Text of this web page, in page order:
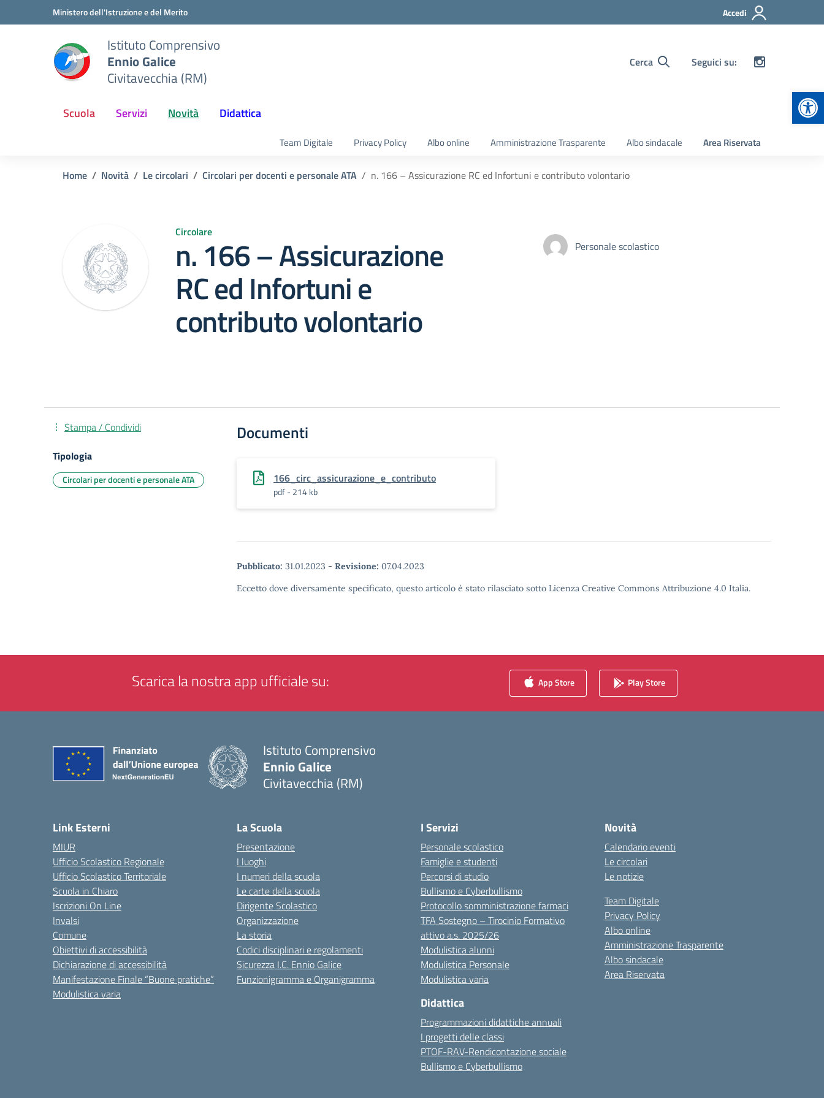
Vai ai contenuti
Vai al menu di navigazioneMinistero dell'Istruzione e del Merito Accedi
Istituto Comprensivo
Ennio Galice
Civitavecchia (RM)
Cerca Seguici su:
Scuola Servizi Novità Didattica
Team Digitale Privacy Policy Albo online Amministrazione Trasparente Albo sindacale Area Riservata
Home Novità Le circolari Circolari per docenti e personale ATA n. 166 – Assicurazione RC ed Infortuni e contributo volontario
Circolare
n. 166 – Assicurazione
RC ed Infortuni e
contributo volontario
Personale scolastico
Documenti
166_circ_assicurazione_e_contributo
pdf - 214 kb
Pubblicato: 31.01.2023 - Revisione: 07.04.2023
Eccetto dove diversamente specificato, questo articolo è stato rilasciato sotto Licenza Creative Commons Attribuzione 4.0 Italia.
Stampa / Condividi
Tipologia
Circolari per docenti e personale ATA
Scarica la nostra app ufficiale su: App Store Play Store
Istituto Comprensivo
Ennio Galice
Civitavecchia (RM)
Link Esterni
MIUR
Ufficio Scolastico Regionale
Ufficio Scolastico Territoriale
Scuola in Chiaro
Iscrizioni On Line
Invalsi
Comune
Obiettivi di accessibilità
Dichiarazione di accessibilità
Manifestazione Finale “Buone pratiche”
Modulistica varia
La Scuola
Presentazione
I luoghi
I numeri della scuola
Le carte della scuola
Dirigente Scolastico
Organizzazione
La storia
Codici disciplinari e regolamenti
Sicurezza I.C. Ennio Galice
Funzionigramma e Organigramma
I Servizi
Personale scolastico
Famiglie e studenti
Percorsi di studio
Bullismo e Cyberbullismo
Protocollo somministrazione farmaci
TFA Sostegno – Tirocinio Formativo
attivo a.s. 2025/26
Modulistica alunni
Modulistica Personale
Modulistica varia
Didattica
Programmazioni didattiche annuali
I progetti delle classi
PTOF-RAV-Rendicontazione sociale
Bullismo e Cyberbullismo
Novità
Calendario eventi
Le circolari
Le notizie
Team Digitale
Privacy Policy
Albo online
Amministrazione Trasparente
Albo sindacale
Area Riservata